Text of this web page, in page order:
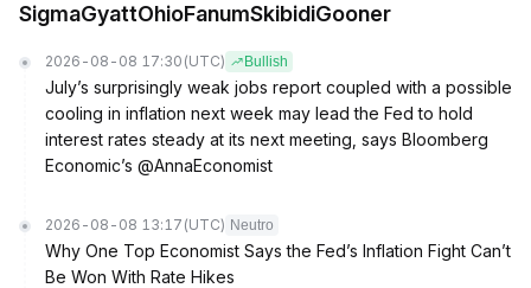
SigmaGyattOhioFanumSkibidiGooner
2026-08-08 17:30 (UTC) Bullish
July’s surprisingly weak jobs report coupled with a possible
cooling in inflation next week may lead the Fed to hold
interest rates steady at its next meeting, says Bloomberg
Economic’s @AnnaEconomist
2026-08-08 13:17 (UTC) Neutro
Why One Top Economist Says the Fed’s Inflation Fight Can’t
Be Won With Rate Hikes